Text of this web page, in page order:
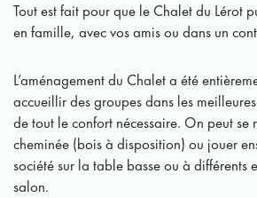
Tout est fait pour que le Chalet du Lérot
en famille, avec vos amis ou dans un
L’aménagement du Chalet a été
accueillir des groupes dans les
de tout le confort nécessaire. On peut se
cheminée (bois à disposition) ou jouer
société sur la table basse ou à différents
salon.